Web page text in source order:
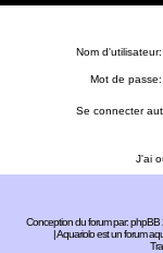
Nom d'utilisateur:
Mot de passe:
Se connecter
J'ai
Conception du forum par:phpBB
| Aquariolo est un forum